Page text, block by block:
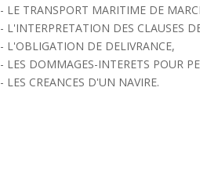
- LE TRANSPORT MARITIME DE
- L'INTERPRETATION DES CLAUSES
- L'OBLIGATION DE DELIVRANCE,
- LES DOMMAGES-INTERETS POUR
- LES CREANCES D'UN NAVIRE.